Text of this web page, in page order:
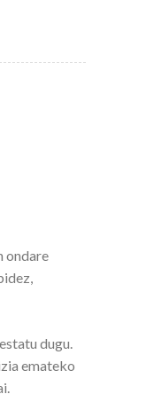
ondare
dugu.
emateko